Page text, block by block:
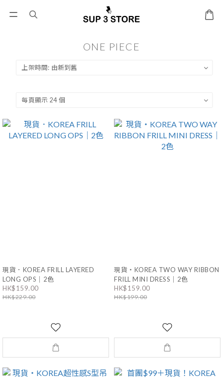
ONE PIECE
現貨．KOREA FRILL LAYERED
LONG OPS｜2色
HK$159.00
HK$229.00
現貨・KOREA TWO WAY RIBBON
FRILL MINI DRESS｜2色
HK$159.00
HK$199.00